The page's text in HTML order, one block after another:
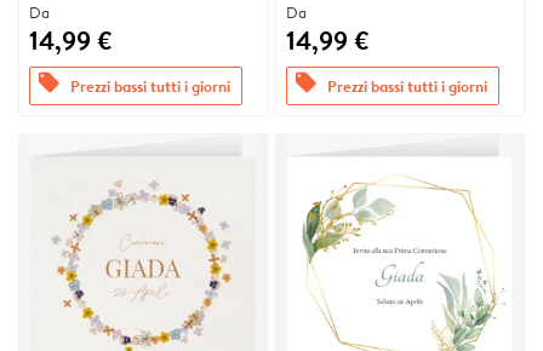
Da
14,99 €
offers Prezzi bassi tutti i giorni
Da
14,99 €
offers Prezzi bassi tutti i giorni